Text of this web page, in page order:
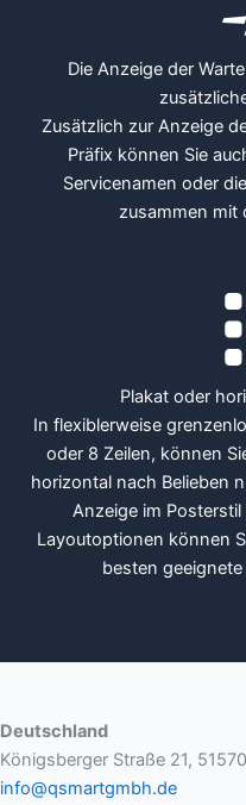
Die Anzeige der
Zusätzlich zur Anzeige
Präfix können Sie
Servicenamen oder
zusammen mit
Plakat oder
In flexiblerweise
oder 8 Zeilen, können
horizontal nach Belieben
Anzeige im
Layoutoptionen können
besten
Deutschland
Königsberger Straße 21,
info@qsmartgmbh.de